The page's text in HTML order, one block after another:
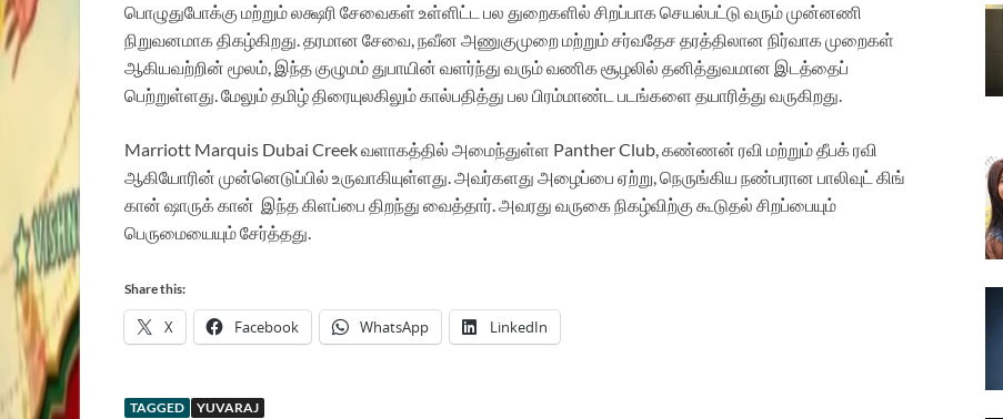
பொழுதுபோக்கு மற்றும் லக்ஷரி சேவைகள் உள்ளிட்ட பல துறைகளில் சிறப்பாக செயல்பட்டு வரும் முன்னணி
நிறுவனமாக திகழ்கிறது. தரமான சேவை, நவீன அணுகுமுறை மற்றும் சர்வதேச தரத்திலான நிர்வாக முறைகள்
ஆகியவற்றின் மூலம், இந்த குழுமம் துபாயின் வளர்ந்து வரும் வணிக சூழலில் தனித்துவமான இடத்தைப்
பெற்றுள்ளது. மேலும் தமிழ் திரையுலகிலும் கால்பதித்து பல பிரம்மாண்ட படங்களை தயாரித்து வருகிறது.
Marriott Marquis Dubai Creek வளாகத்தில் அமைந்துள்ள Panther Club, கண்ணன் ரவி மற்றும் தீபக் ரவி
ஆகியோரின் முன்னெடுப்பில் உருவாகியுள்ளது. அவர்களது அழைப்பை ஏற்று, நெருங்கிய நண்பரான பாலிவுட் கிங்
கான் ஷாருக் கான் இந்த கிளப்பை திறந்து வைத்தார். அவரது வருகை நிகழ்விற்கு கூடுதல் சிறப்பையும்
பெருமையையும் சேர்த்தது.
Share this:
X Facebook WhatsApp LinkedIn
TAGGED YUVARAJ